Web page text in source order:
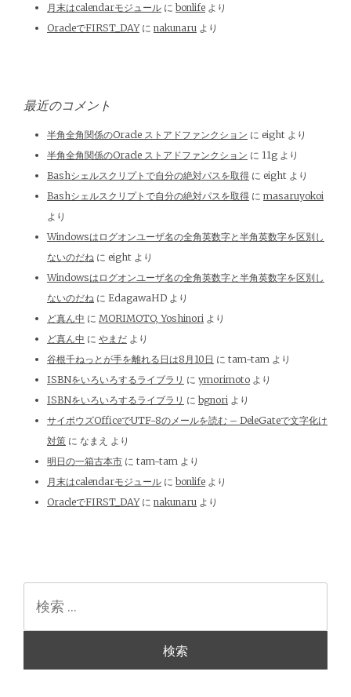
月末はcalendarモジュール に bonlife より
OracleでFIRST_DAYに nakunaru より
最近のコメント
半角全角関係のOracle ストアドファンクション に eight より
半角全角関係のOracle ストアドファンクション に 11g より
Bashシェルスクリプトで自分の絶対パスを取得 に eight より
Bashシェルスクリプトで自分の絶対パスを取得 に masaruyokoi
より
Windowsはログオンユーザ名の全角英数字と半角英数字を区別し
ないのだね に eight より
Windowsはログオンユーザ名の全角英数字と半角英数字を区別し
ないのだね に EdagawaHD より
ど真ん中 に MORIMOTO, Yoshinori より
ど真ん中 に やまだ より
谷根千ねっとが手を離れる日は8月10日 に tam-tam より
ISBNをいろいろするライブラリ に ymorimoto より
ISBNをいろいろするライブラリ に bgnori より
サイボウズOfficeでUTF-8のメールを読む – DeleGateで文字化け
対策 に なまえ より
明日の一箱古本市 に tam-tam より
月末はcalendarモジュール に bonlife より
OracleでFIRST_DAYに nakunaru より